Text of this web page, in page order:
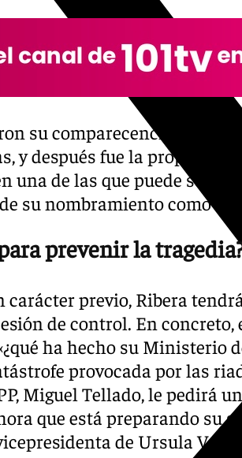
su comparecencia ante el
y después fue la propia
una de las que puede ser
de su nombramiento como
para prevenir la
carácter previo, Ribera
de control. En
«¿qué ha hecho su
provocada por las
Miguel Tellado, le pedirá
que está preparando su
de Ursula Von